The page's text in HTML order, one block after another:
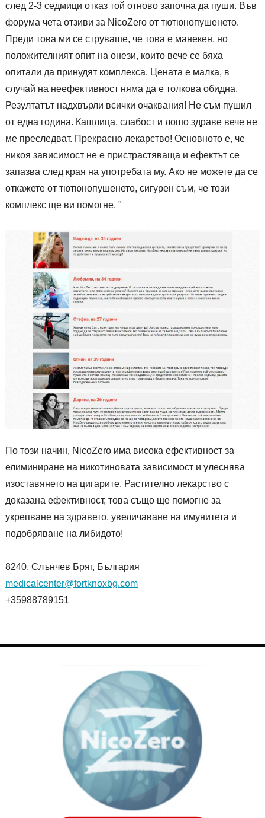
след 2-3 седмици отказ той отново започна да пуши. Във
форума чета отзиви за NicoZero от тютюнопушенето.
Преди това ми се струваше, че това е манекен, но
положителният опит на онези, които вече се бяха
опитали да принудят комплекса. Цената е малка, в
случай на неефективност няма да е толкова обидна.
Резултатът надхвърли всички очаквания! Не съм пушил
от една година. Кашлица, слабост и лошо здраве вече не
ме преследват. Прекрасно лекарство! Основното е, че
никоя зависимост не е пристрастяваща и ефектът се
запазва след края на употребата му. Ако не можете да се
откажете от тютюнопушенето, сигурен съм, че този
комплекс ще ви помогне. "
По този начин, NicoZero има висока ефективност за
елиминиране на никотиновата зависимост и улеснява
изоставянето на цигарите. Растително лекарство с
доказана ефективност, това също ще помогне за
укрепване на здравето, увеличаване на имунитета и
подобряване на либидото!
8240, Слънчев Бряг, България
medicalcenter@fortknoxbg.com
+35988789151